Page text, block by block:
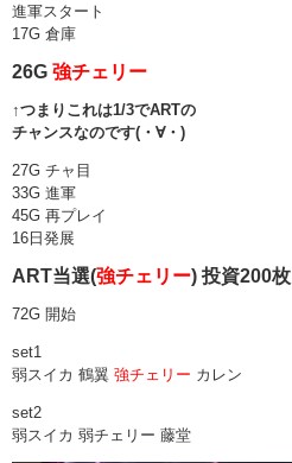
進軍スタート
17G 倉庫
26G 強チェリー
↑つまりこれは1/3でARTの
チャンスなのです(・∀・)
27G チャ目
33G 進軍
45G 再プレイ
16日発展
ART当選(強チェリー) 投資200枚
72G 開始
set1
弱スイカ 鶴翼 強チェリー カレン
set2
弱スイカ 弱チェリー 藤堂